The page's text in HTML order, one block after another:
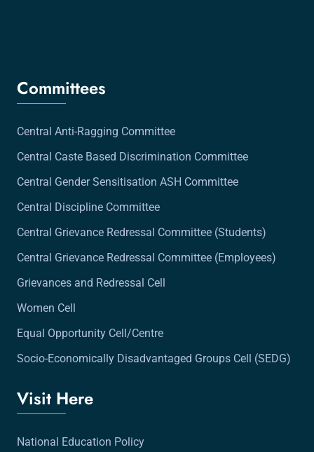
Committees
Central Anti-Ragging Committee
Central Caste Based Discrimination Committee
Central Gender Sensitisation ASH Committee
Central Discipline Committee
Central Grievance Redressal Committee (Students)
Central Grievance Redressal Committee (Employees)
Grievances and Redressal Cell
Women Cell
Equal Opportunity Cell/Centre
Socio-Economically Disadvantaged Groups Cell (SEDG)
Visit Here
National Education Policy